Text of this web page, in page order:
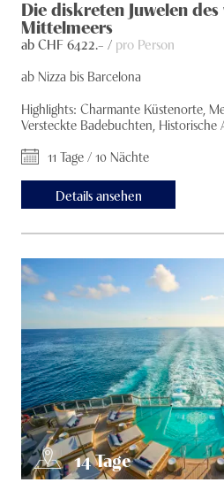
Die diskreten Juwelen
Mittelmeers
ab CHF6422.– / pro Person
ab Nizza bis Barcelona
Highlights: Charmante Küstenorte,
Versteckte Badebuchten, Historische
11 Tage / 10 Nächte
Details ansehen
14Tage